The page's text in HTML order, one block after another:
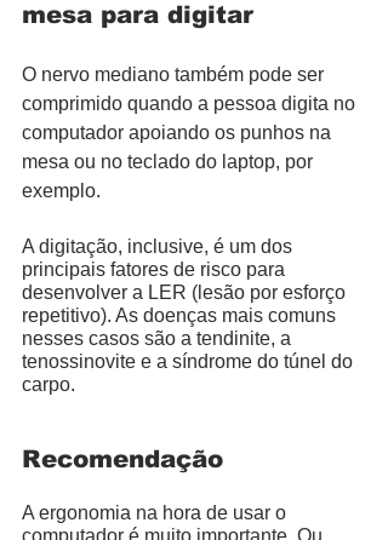
mesa para digitar
O nervo mediano também pode ser
comprimido quando a pessoa digita no
computador apoiando os punhos na
mesa ou no teclado do laptop, por
exemplo.
A digitação, inclusive, é um dos
principais fatores de risco para
desenvolver a LER (lesão por esforço
repetitivo). As doenças mais comuns
nesses casos são a tendinite, a
tenossinovite e a síndrome do túnel do
carpo.
Recomendação
A ergonomia na hora de usar o